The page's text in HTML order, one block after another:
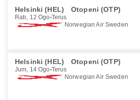
Helsinki (HEL) Otopeni (OTP)
Rab, 12 Ogo Terus
Norwegian Air Sweden
Helsinki (HEL) Otopeni (OTP)
Jum, 14 Ogo Terus
Norwegian Air Sweden